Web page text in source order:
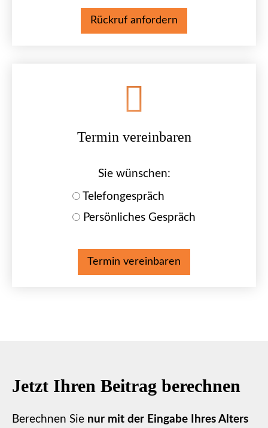
Termin ver­ein­baren
Sie wün­schen:
Tele­fon­ge­spräch
Persönliches Gespräch
Jetzt Ihren Beitrag berechnen
Berechnen Sie nur mit der Eingabe Ihres Alters